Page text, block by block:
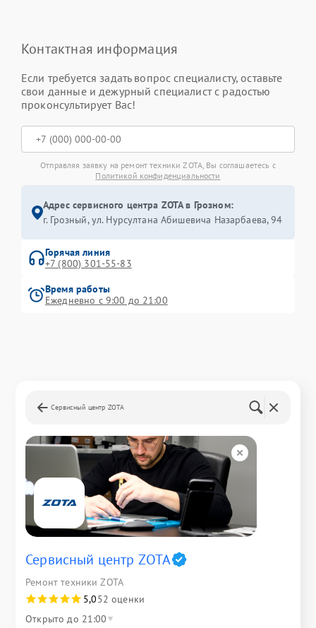
Контактная информация
Если требуется задать вопрос специалисту, оставьте
свои данные и дежурный специалист с радостью
проконсультирует Вас!
Отправляя заявку на ремонт техники ZOTA, Вы соглашаетесь с
Политикой конфиденциальности
Адрес сервисного центра ZOTA в Грозном:
г. Грозный, ул. Нурсултана Абишевича Назарбаева, 94
Горячая линия
+7 (800) 301-55-83
Время работы
Ежедневно с 9:00 до 21:00
Сервисный центр ZOTA
Сервисный центр ZOTA
Ремонт техники ZOTA
5,052 оценки
Открыто до 21:00